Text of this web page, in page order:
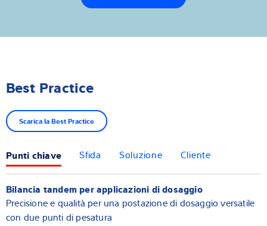
Incl. correzione automatica della coda e ricalcolo del
Best Practice
Punti chiave Sfida Soluzione Cliente
Scarica la Best Practice
Bilancia tandem per applicazioni di dosaggio
Precisione e qualità per una postazione di dosaggio versatile
con due punti di pesatura